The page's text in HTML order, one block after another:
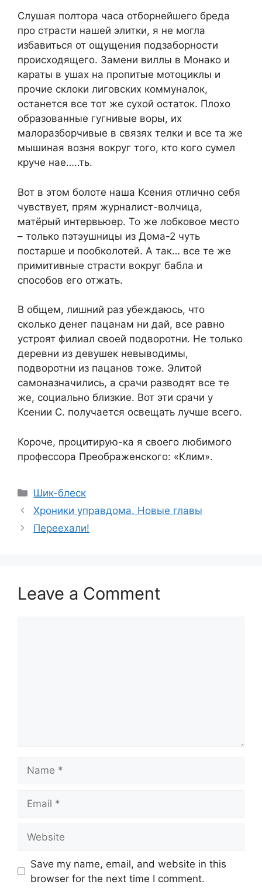
Слушая полтора часа отборнейшего бреда
про страсти нашей элитки, я не могла
избавиться от ощущения подзаборности
происходящего. Замени виллы в Монако и
караты в ушах на пропитые мотоциклы и
прочие склоки лиговских коммуналок,
останется все тот же сухой остаток. Плохо
образованные гугнивые воры, их
малоразборчивые в связях телки и все та же
мышиная возня вокруг того, кто кого сумел
круче нае…..ть.
Вот в этом болоте наша Ксения отлично себя
чувствует, прям журналист-волчица,
матёрый интервьюер. То же лобковое место
– только пэтэушницы из Дома-2 чуть
постарше и пообколотей. А так… все те же
примитивные страсти вокруг бабла и
способов его отжать.
В общем, лишний раз убеждаюсь, что
сколько денег пацанам ни дай, все равно
устроят филиал своей подворотни. Не только
деревни из девушек невыводимы,
подворотни из пацанов тоже. Элитой
самоназначились, а срачи разводят все те
же, социально близкие. Вот эти срачи у
Ксении С. получается освещать лучше всего.
Короче, процитирую-ка я своего любимого
профессора Преображенского: «Клим».
Categories
Шик-блеск
Хроники управдома. Новые главы
Переехали!
Leave a Comment
Save my name, email, and website in this
browser for the next time I comment.